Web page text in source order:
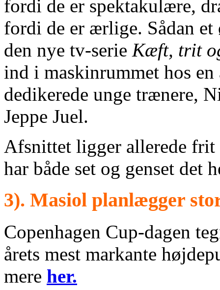
fordi de er spektakulære,
fordi de er ærlige. Sådan
den nye tv‑serie Kæft, trit
ind i maskinrummet hos
dedikerede unge trænere,
Jeppe Juel.
Afsnittet ligger allerede
har både set og genset
3). Masiol planlægger
Copenhagen Cup-dagen
årets mest markante
mere her.